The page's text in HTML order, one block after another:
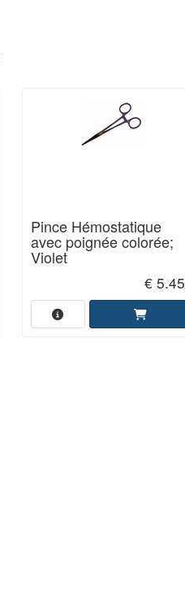
Pince Hémostatique
avec poignée colorée;
Violet
€ 5.45